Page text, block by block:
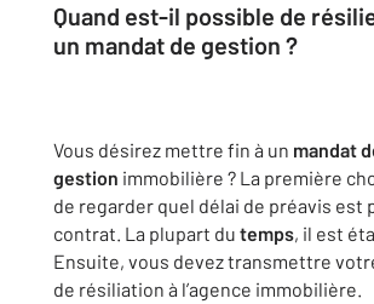
Quand est-il possible de
un mandat de gestion ?
Vous désirez mettre fin à un mandat
gestion immobilière ? La première
de regarder quel délai de préavis est
contrat. La plupart du temps, il est
Ensuite, vous devez transmettre
de résiliation à l’agence immobilière.